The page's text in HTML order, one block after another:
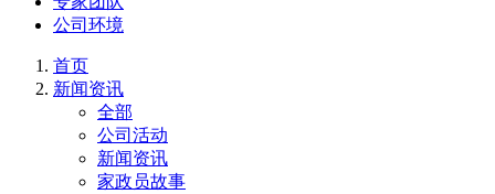
公司环境
首页
新闻资讯
全部
公司活动
新闻资讯
家政员故事